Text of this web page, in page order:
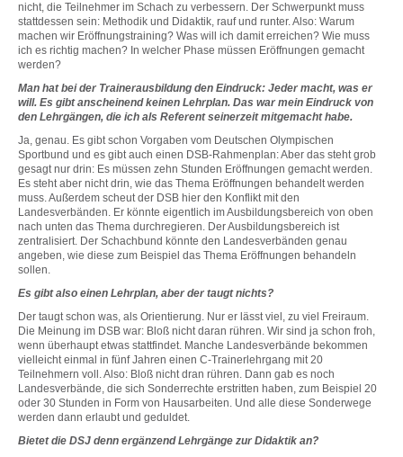
nicht, die Teilnehmer im Schach zu verbessern. Der Schwerpunkt muss
stattdessen sein: Methodik und Didaktik, rauf und runter. Also: Warum
machen wir Eröffnungstraining? Was will ich damit erreichen? Wie muss
ich es richtig machen? In welcher Phase müssen Eröffnungen gemacht
werden?
Man hat bei der Trainerausbildung den Eindruck: Jeder macht, was er
will. Es gibt anscheinend keinen Lehrplan. Das war mein Eindruck von
den Lehrgängen, die ich als Referent seinerzeit mitgemacht habe.
Ja, genau. Es gibt schon Vorgaben vom Deutschen Olympischen
Sportbund und es gibt auch einen DSB-Rahmenplan: Aber das steht grob
gesagt nur drin: Es müssen zehn Stunden Eröffnungen gemacht werden.
Es steht aber nicht drin, wie das Thema Eröffnungen behandelt werden
muss. Außerdem scheut der DSB hier den Konflikt mit den
Landesverbänden. Er könnte eigentlich im Ausbildungsbereich von oben
nach unten das Thema durchregieren. Der Ausbildungsbereich ist
zentralisiert. Der Schachbund könnte den Landesverbänden genau
angeben, wie diese zum Beispiel das Thema Eröffnungen behandeln
sollen.
Es gibt also einen Lehrplan, aber der taugt nichts?
Der taugt schon was, als Orientierung. Nur er lässt viel, zu viel Freiraum.
Die Meinung im DSB war: Bloß nicht daran rühren. Wir sind ja schon froh,
wenn überhaupt etwas stattfindet. Manche Landesverbände bekommen
vielleicht einmal in fünf Jahren einen C-Trainerlehrgang mit 20
Teilnehmern voll. Also: Bloß nicht dran rühren. Dann gab es noch
Landesverbände, die sich Sonderrechte erstritten haben, zum Beispiel 20
oder 30 Stunden in Form von Hausarbeiten. Und alle diese Sonderwege
werden dann erlaubt und geduldet.
Bietet die DSJ denn ergänzend Lehrgänge zur Didaktik an?